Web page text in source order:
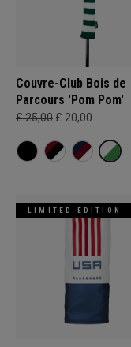
Couvre-Club Bois de
Parcours 'Pom Pom'
£ 25,00 £ 20,00
LIMITED EDITION